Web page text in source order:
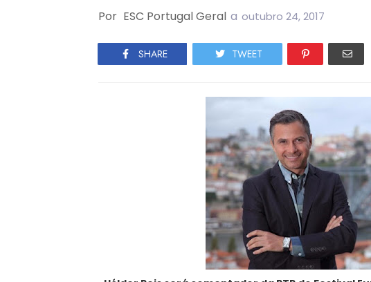
Por ESC Portugal Geral a outubro 24, 2017
SHARE TWEET